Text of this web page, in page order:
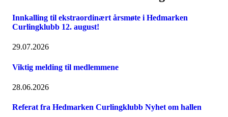
Innkalling til ekstraordinært årsmøte i Hedmarken
Curlingklubb 12. august!
29.07.2026
Viktig melding til medlemmene
28.06.2026
Referat fra Hedmarken Curlingklubb Nyhet om hallen